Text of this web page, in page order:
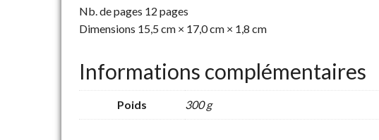
Nb. de pages 12 pages
Dimensions 15,5 cm × 17,0 cm × 1,8 cm
Informations complémentaires
Poids 300 g